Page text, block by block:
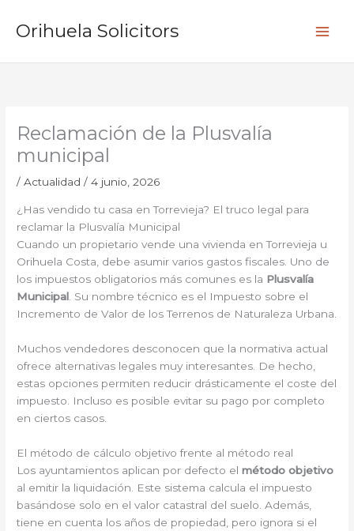
Orihuela Solicitors
Reclamación de la Plusvalía
municipal
/Actualidad /4 junio, 2026
¿Has vendido tu casa en Torrevieja? El truco legal para
reclamar la Plusvalía Municipal
Cuando un propietario vende una vivienda en Torrevieja u
Orihuela Costa, debe asumir varios gastos fiscales. Uno de
los impuestos obligatorios más comunes es la Plusvalía
Municipal . Su nombre técnico es el Impuesto sobre el
Incremento de Valor de los Terrenos de Naturaleza Urbana.
Muchos vendedores desconocen que la normativa actual
ofrece alternativas legales muy interesantes. De hecho,
estas opciones permiten reducir drásticamente el coste del
impuesto. Incluso es posible evitar su pago por completo
en ciertos casos.
El método de cálculo objetivo frente al método real
Los ayuntamientos aplican por defecto elmétodo objetivo
al emitir la liquidación. Este sistema calcula el impuesto
basándose solo en el valor catastral del suelo. Además,
tiene en cuenta los años de propiedad, pero ignora si el
u